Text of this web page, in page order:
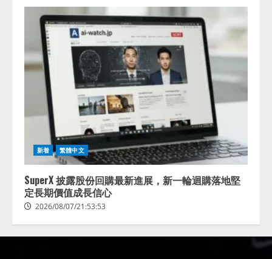
新着 繁體中文
SuperX 披露股份回購最新進展，新一輪迴購落地堅
定長期價值成長信心
2026/08/07/21:53:53